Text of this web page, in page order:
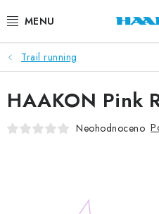
na
BĚŽECKÉ HOLE
NORDIC WALKING
TRAIL RUNNING
KOLEČKOVÉ LYŽE
Trail running
HAAKON Pink
Neohodnoceno